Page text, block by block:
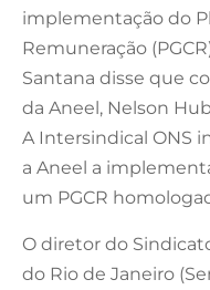
implementação do
Remuneração (PGCR
Santana disse que
da Aneel, Nelson
A Intersindical ONS
a Aneel a
um PGCR
O diretor do
do Rio de Janeiro